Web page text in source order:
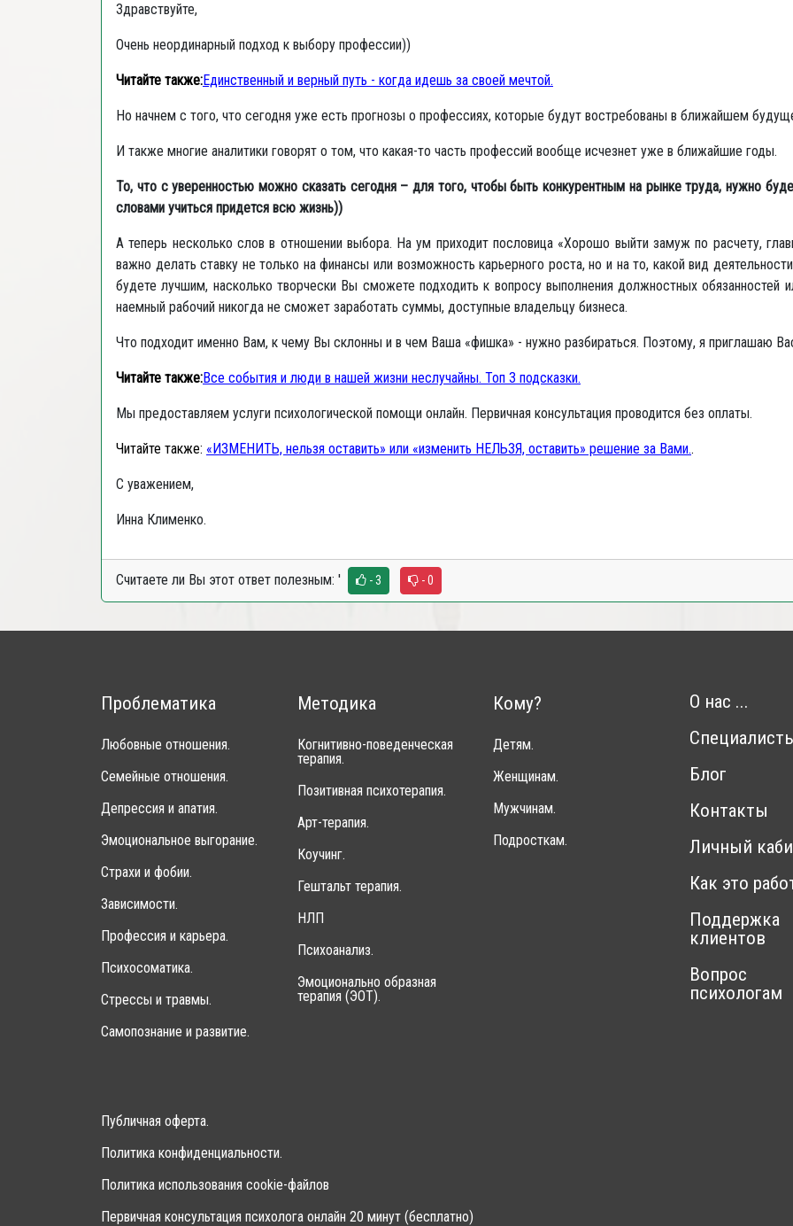
Здравствуйте,
Очень неординарный подход к выбору профессии))
Читайте также:Единственный и верный путь - когда идешь за своей мечтой.
Но начнем с того, что сегодня уже есть прогнозы о профессиях, которые будут востребованы в ближайшем
И также многие аналитики говорят о том, что какая-то часть профессий вообще исчезнет уже в ближайшие годы.
То, что с уверенностью можно сказать сегодня – для того, чтобы быть конкурентным на рынке труда, нужно
словами учиться придется всю жизнь))
А теперь несколько слов в отношении выбора. На ум приходит пословица «Хорошо выйти замуж по расчету,
важно делать ставку не только на финансы или возможность карьерного роста, но и на то, какой вид
будете лучшим, насколько творчески Вы сможете подходить к вопросу выполнения должностных обязанностей
наемный рабочий никогда не сможет заработать суммы, доступные владельцу бизнеса.
Что подходит именно Вам, к чему Вы склонны и в чем Ваша «фишка» - нужно разбираться. Поэтому, я приглашаю
Читайте также:Все события и люди в нашей жизни неслучайны. Топ 3 подсказки.
Мы предоставляем услуги психологической помощи онлайн. Первичная консультация проводится без оплаты.
Читайте также: «ИЗМЕНИТЬ, нельзя оставить» или «изменить НЕЛЬЗЯ, оставить» решение за Вами..
С уважением,
Инна Клименко.
Считаете ли Вы этот ответ полезным: ' - 3 - 0
Проблематика
Любовные отношения.
Семейные отношения.
Депрессия и апатия.
Эмоциональное выгорание.
Страхи и фобии.
Зависимости.
Профессия и карьера.
Психосоматика.
Стрессы и травмы.
Самопознание и развитие.
Методика
Когнитивно-поведенческая
терапия.
Позитивная психотерапия.
Арт-терапия.
Коучинг.
Гештальт терапия.
НЛП
Психоанализ.
Эмоционально образная
терапия (ЭОТ).
Кому?
Детям.
Женщинам.
Мужчинам.
Подросткам.
Публичная оферта.
Политика конфиденциальности.
Политика использования cookie-файлов
Первичная консультация психолога онлайн 20 минут (бесплатно)
О нас ...
Блог
Контакты
Личный
Как это
Поддержка
клиентов
Вопрос
психологам